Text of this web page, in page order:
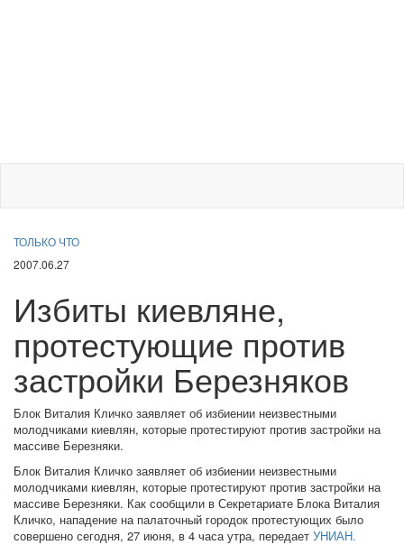
ТОЛЬКО ЧТО
2007.06.27
Избиты киевляне,
протестующие против
застройки Березняков
Блок Виталия Кличко заявляет об избиении неизвестными
молодчиками киевлян, которые протестируют против застройки на
массиве Березняки.
Блок Виталия Кличко заявляет об избиении неизвестными
молодчиками киевлян, которые протестируют против застройки на
массиве Березняки. Как сообщили в Секретариате Блока Виталия
Кличко, нападение на палаточный городок протестующих было
совершено сегодня, 27 июня, в 4 часа утра, передает УНИАН.